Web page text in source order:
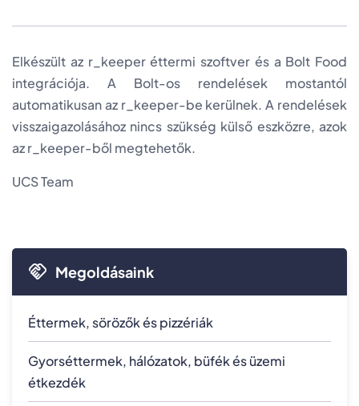
Elkészült az r_keeper éttermi szoftver és a Bolt Food
integrációja. A Bolt-os rendelések mostantól
automatikusan az r_keeper-be kerülnek. A rendelések
visszaigazolásához nincs szükség külső eszközre, azok
az r_keeper-ből megtehetők.
UCS Team
Megoldásaink
Éttermek, sörözők és pizzériák
Gyorséttermek, hálózatok, büfék és üzemi
étkezdék